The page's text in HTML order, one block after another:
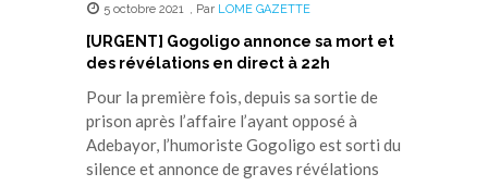
5 octobre 2021 , Par LOME GAZETTE
[URGENT] Gogoligo annonce sa mort et
des révélations en direct à 22h
Pour la première fois, depuis sa sortie de
prison après l’affaire l’ayant opposé à
Adebayor, l’humoriste Gogoligo est sorti du
silence et annonce de graves révélations